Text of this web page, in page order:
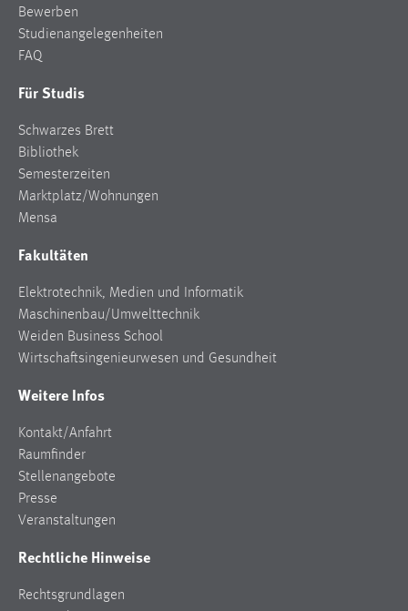
Bewerben
Studienangelegenheiten
FAQ
Für Studis
Schwarzes Brett
Bibliothek
Semesterzeiten
Marktplatz/Wohnungen
Mensa
Fakultäten
Elektrotechnik, Medien und Informatik
Maschinenbau/Umwelttechnik
Weiden Business School
Wirtschaftsingenieurwesen und Gesundheit
Weitere Infos
Kontakt/Anfahrt
Raumfinder
Stellenangebote
Presse
Veranstaltungen
Rechtliche Hinweise
Rechtsgrundlagen
Anbieter:
Facebook
3 Monate
EXTERNE MEDIEN
Plattformen anzeigen zu können, werden von diesen
externen Medien Cookies gesetzt.
YouTube